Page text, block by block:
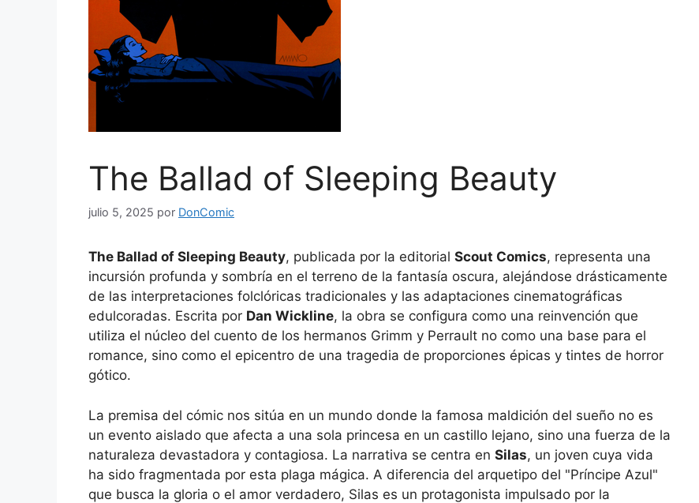
The Ballad of Sleeping Beauty
julio 5, 2025 por DonComic
The Ballad of Sleeping Beauty, publicada por la editorial Scout Comics, representa una
incursión profunda y sombría en el terreno de la fantasía oscura, alejándose drásticamente
de las interpretaciones folclóricas tradicionales y las adaptaciones cinematográficas
edulcoradas. Escrita por Dan Wickline, la obra se configura como una reinvención que
utiliza el núcleo del cuento de los hermanos Grimm y Perrault no como una base para el
romance, sino como el epicentro de una tragedia de proporciones épicas y tintes de horror
gótico.
La premisa del cómic nos sitúa en un mundo donde la famosa maldición del sueño no es
un evento aislado que afecta a una sola princesa en un castillo lejano, sino una fuerza de la
naturaleza devastadora y contagiosa. La narrativa se centra en Silas, un joven cuya vida
ha sido fragmentada por esta plaga mágica. A diferencia del arquetipo del "Príncipe Azul"
que busca la gloria o el amor verdadero, Silas es un protagonista impulsado por la